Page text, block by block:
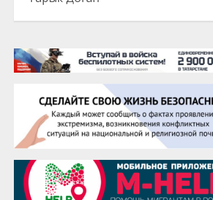
22 августа
25 августа
Сэсэгма Бубеева
28 августа
Чингиз Мустафаев
29 августа
Надежда Рослова
1 сентября
Гали Хасанов